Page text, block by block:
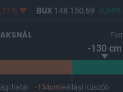
BUX148 150,69 0,04%
-130 cm
határ -134cm leállási küszöb